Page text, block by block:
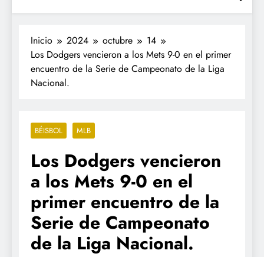
"Periodico Deportivo
Digital"
Inicio 2024 octubre
14
Los Dodgers vencieron a los Mets 9-0 en el primer
encuentro de la Serie de Campeonato de la Liga
Nacional.
BÉISBOL MLB
Los Dodgers vencieron
a los Mets 9-0 en el
primer encuentro de la
Serie de Campeonato
de la Liga Nacional.